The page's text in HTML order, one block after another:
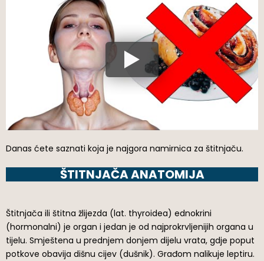
Danas ćete saznati koja je najgora namirnica za štitnjaču.
ŠTITNJAČA ANATOMIJA
Štitnjača ili štitna žlijezda (lat. thyroidea) ednokrini
(hormonalni) je organ i jedan je od najprokrvljenijih organa u
tijelu. Smještena u prednjem donjem dijelu vrata, gdje poput
potkove obavija dišnu cijev (dušnik). Građom nalikuje leptiru.